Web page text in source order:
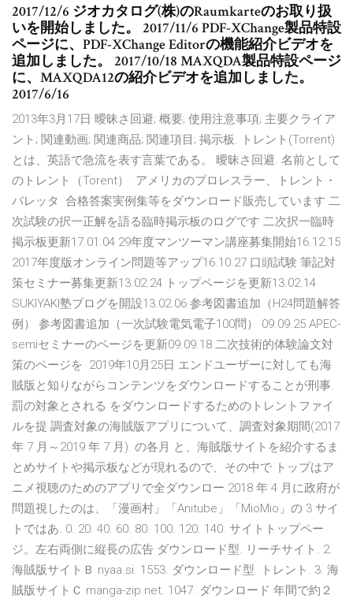
2017/12/6 ジオカタログ(株)のRaumkarteのお取り扱
いを開始しました。 2017/11/6 PDF-XChange製品特設
ページに、PDF-XChange Editorの機能紹介ビデオを
追加しました。 2017/10/18 MAXQDA製品特設ページ
に、MAXQDA12の紹介ビデオを追加しました。
2017/6/16
2013年3月17日 曖昧さ回避; 概要; 使用注意事項; 主要クライア
ント; 関連動画; 関連商品; 関連項目; 掲示板. トレント(Torrent)
とは、英語で急流を表す言葉である。 曖昧さ回避. 名前として
のトレント（Torent）. アメリカのプロレスラー、トレント・
バレッタ 合格答案実例集等をダウンロード販売しています 二
次試験の択一正解を語る臨時掲示板のログです 二次択一臨時
掲示板更新17.01.04 29年度マンツーマン講座募集開始16.12.15
2017年度版オンライン問題等アップ16.10.27 口頭試験 筆記対
策セミナー募集更新13.02.24 トップページを更新13.02.14
SUKIYAKI塾ブログを開設13.02.06 参考図書追加（H24問題解答
例） 参考図書追加（一次試験電気電子100問） 09.09.25 APEC-
semiセミナーのページを更新09.09.18 二次技術的体験論文対
策のページを 2019年10月25日 エンドユーザーに対しても海
賊版と知りながらコンテンツをダウンロードすることが刑事.
罰の対象とされる をダウンロードするためのトレントファイ
ルを提 調査対象の海賊版アプリについて、調査対象期間(2017
年 7 月～2019 年 7 月). の各月 と、海賊版サイトを紹介するま
とめサイトや掲示板などが現れるので、その中で トップはア
ニメ視聴のためのアプリで全ダウンロー 2018 年 4 月に政府が
問題視したのは、「漫画村」「Anitube」「MioMio」の 3 サイ
トではあ. 0. 20. 40. 60. 80. 100. 120. 140. サイトトップペー
ジ。左右両側に縦長の広告 ダウンロード型. リーチサイト. 2.
海賊版サイトＢ nyaa.si. 1553. ダウンロード型. トレント. 3. 海
賊版サイトＣ manga-zip.net. 1047. ダウンロード 年間で約２